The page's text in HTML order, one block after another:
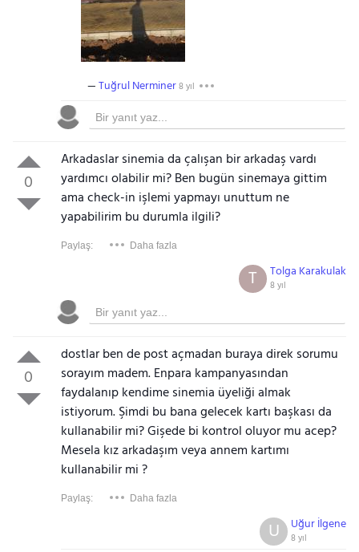
Tuğrul Nerminer8 yıl
0
Arkadaslar sinemia da çalışan bir arkadaş vardı
yardımcı olabilir mi? Ben bugün sinemaya gittim
ama check-in işlemi yapmayı unuttum ne
yapabilirim bu durumla ilgili?
Paylaş: Daha fazla
Tolga Karakulak
8 yıl
T
0
dostlar ben de post açmadan buraya direk sorumu
sorayım madem. Enpara kampanyasından
faydalanıp kendime sinemia üyeliği almak
istiyorum. Şimdi bu bana gelecek kartı başkası da
kullanabilir mi? Gişede bi kontrol oluyor mu acep?
Mesela kız arkadaşım veya annem kartımı
kullanabilir mi ?
Paylaş: Daha fazla
Uğur İlgene
8 yıl
U